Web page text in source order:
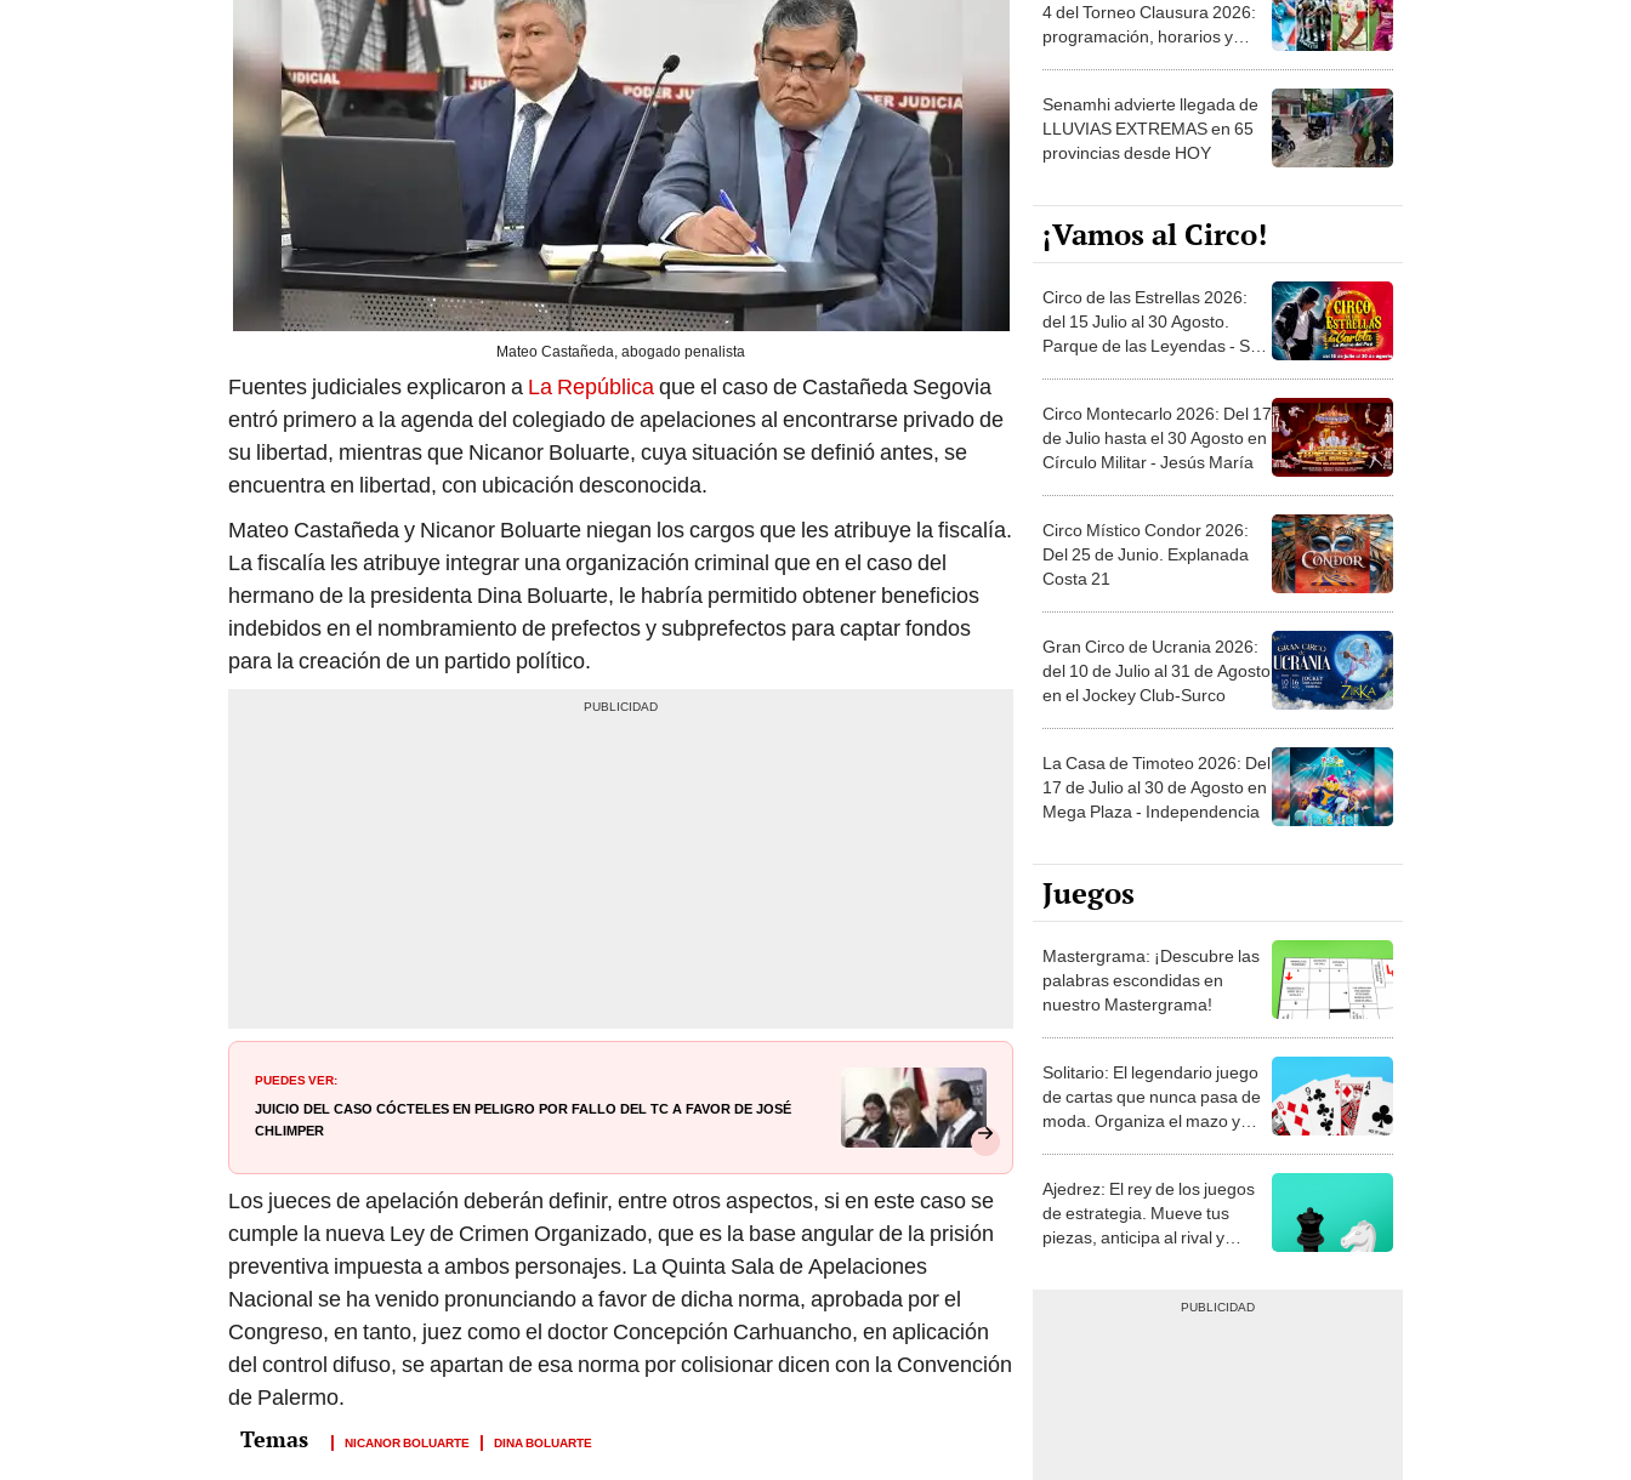
Mateo Castañeda, abogado penalista
Fuentes judiciales explicaron a La Repúblicaque el caso de Castañeda Segovia
entró primero a la agenda del colegiado de apelaciones al encontrarse privado de
su libertad, mientras que Nicanor Boluarte, cuya situación se definió antes, se
encuentra en libertad, con ubicación desconocida.
Mateo Castañeda y Nicanor Boluarte niegan los cargos que les atribuye la fiscalía.
La fiscalía les atribuye integrar una organización criminal que en el caso del
hermano de la presidenta Dina Boluarte, le habría permitido obtener beneficios
indebidos en el nombramiento de prefectos y subprefectos para captar fondos
para la creación de un partido político.
PUEDES VER:
Juicio del caso Cócteles en peligro por fallo del TC a favor de José
Chlimper
Los jueces de apelación deberán definir, entre otros aspectos, si en este caso se
cumple la nueva Ley de Crimen Organizado, que es la base angular de la prisión
preventiva impuesta a ambos personajes. La Quinta Sala de Apelaciones
Nacional se ha venido pronunciando a favor de dicha norma, aprobada por el
Congreso, en tanto, juez como el doctor Concepción Carhuancho, en aplicación
del control difuso, se apartan de esa norma por colisionar dicen con la Convención
de Palermo.
NICANOR BOLUARTE DINA BOLUARTE
4 del Torneo Clausura 2026:
programación, horarios y
Senamhi advierte llegada de
LLUVIAS EXTREMAS en 65
provincias desde HOY
¡Vamos al Circo!
Circo de las Estrellas 2026:
del 15 Julio al 30 Agosto.
Parque de las Leyendas - San
Circo Montecarlo 2026: Del 17
de Julio hasta el 30 Agosto en
Círculo Militar - Jesús María
Circo Místico Condor 2026:
Del 25 de Junio. Explanada
Costa 21
Gran Circo de Ucrania 2026:
del 10 de Julio al 31 de Agosto
en el Jockey Club-Surco
La Casa de Timoteo 2026: Del
17 de Julio al 30 de Agosto en
Mega Plaza - Independencia
Juegos
Mastergrama: ¡Descubre las
palabras escondidas en
nuestro Mastergrama!
Solitario: El legendario juego
de cartas que nunca pasa de
moda. Organiza el mazo y
Ajedrez: El rey de los juegos
de estrategia. Mueve tus
piezas, anticipa al rival y